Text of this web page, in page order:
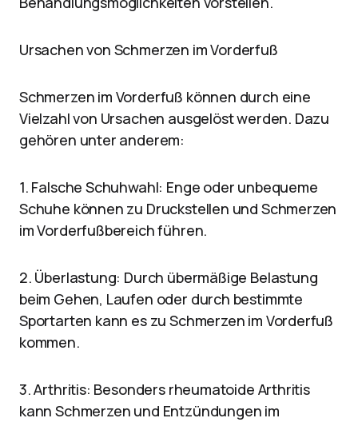
Ursachen von Schmerzen im Vorderfuß
Schmerzen im Vorderfuß können durch eine
Vielzahl von Ursachen ausgelöst werden. Dazu
gehören unter anderem:
1. Falsche Schuhwahl: Enge oder unbequeme
Schuhe können zu Druckstellen und Schmerzen
im Vorderfußbereich führen.
2. Überlastung: Durch übermäßige Belastung
beim Gehen, Laufen oder durch bestimmte
Sportarten kann es zu Schmerzen im Vorderfuß
kommen.
3. Arthritis: Besonders rheumatoide Arthritis
kann Schmerzen und Entzündungen im